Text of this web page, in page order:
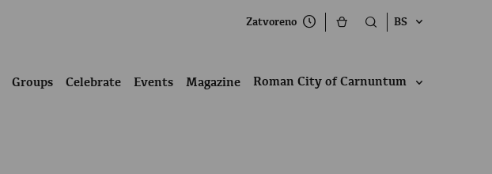
Zatvoreno BS
Groups Celebrate Events Magazine Roman City of Carnuntum